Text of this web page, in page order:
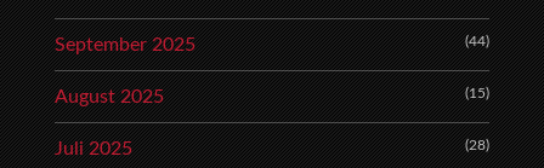
September 2025 (44)
August 2025 (15)
Juli 2025 (28)